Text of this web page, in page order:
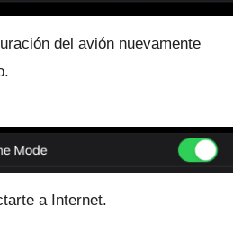
del avión nuevamente
a Internet.